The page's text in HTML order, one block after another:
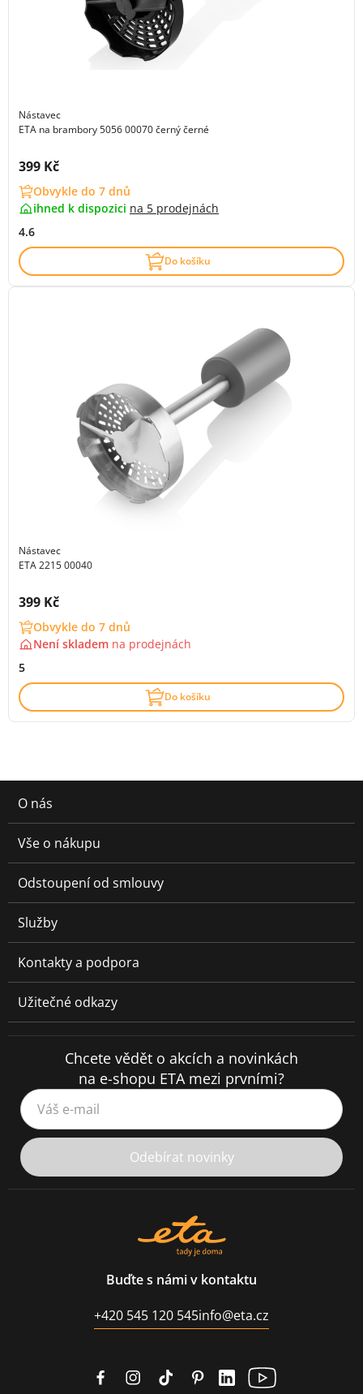
Nástavec
ETA na brambory 5056 00070 černý černé
Cena s DPH:
399 Kč
Obvykle do 7 dnů
ihned k dispozici na 5 prodejnách
4.6
Do košíku
Nástavec
ETA 2215 00040
Cena s DPH:
399 Kč
Obvykle do 7 dnů
Není skladem na prodejnách
5
Do košíku
O nás
Vše o nákupu
Odstoupení od smlouvy
Služby
Kontakty a podpora
Užitečné odkazy
Chcete vědět o akcích a novinkách
na e-shopu ETA mezi prvními?
Váš e-mail
Odebírat novinky
Buďte s námi v kontaktu
+420 545 120 545info@eta.cz